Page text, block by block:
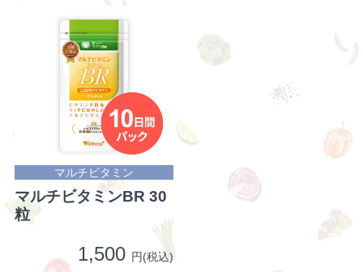
マルチビタミン
マルチビタミンBR 30
粒
1,500 円(税込)